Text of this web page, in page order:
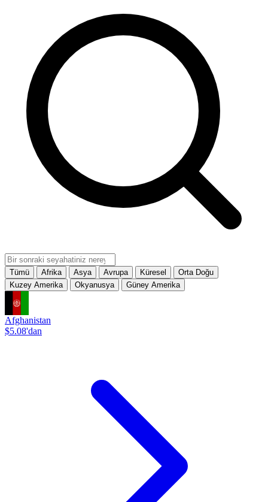
Tümü Afrika Asya Avrupa Küresel
Orta Doğu
Kuzey Amerika
Okyanusya Güney Amerika
Afghanistan
$5.08'dan